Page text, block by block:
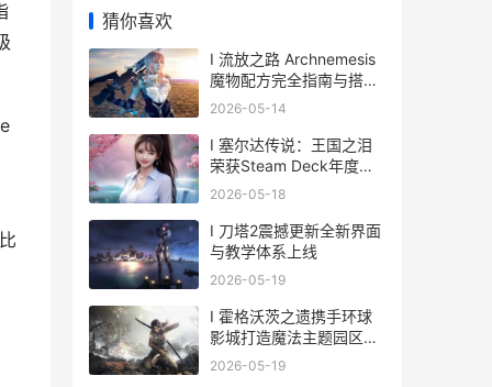
猜你喜欢
I 流放之路 Archnemesis
魔物配方完全指南与搭配
技巧
2026-05-14
I 塞尔达传说：王国之泪
荣获Steam Deck年度人
气游戏称号
2026-05-18
I 刀塔2震撼更新全新界面
与教学体系上线
2026-05-19
I 霍格沃茨之遗携手环球
影城打造魔法主题园区互
动体验
2026-05-19